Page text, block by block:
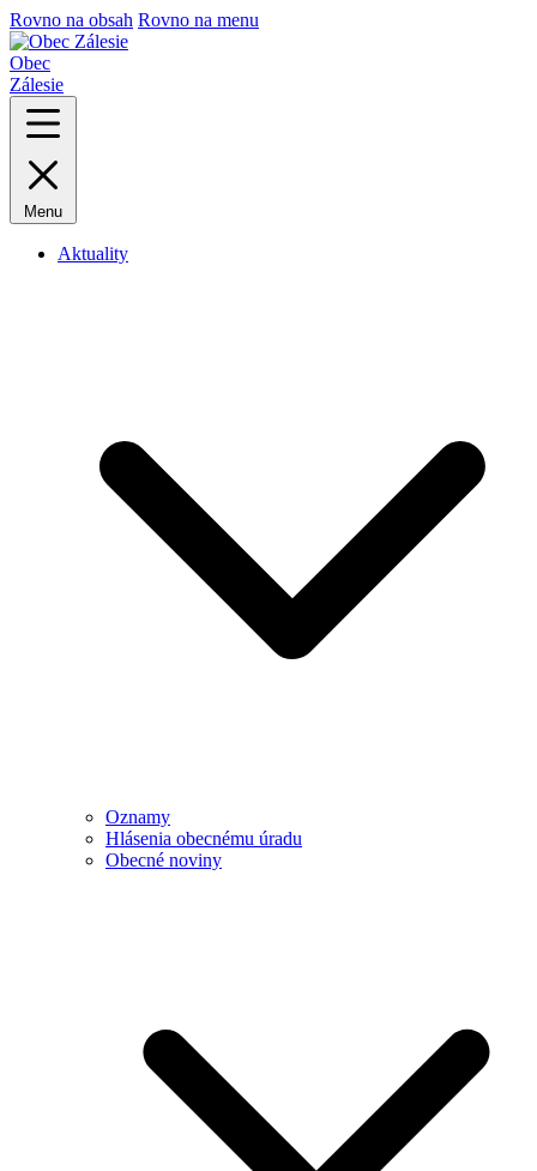
Rovno na obsah Rovno na menu
Obec
Zálesie
Menu
Aktuality
Oznamy
Hlásenia obecnému úradu
Obecné noviny